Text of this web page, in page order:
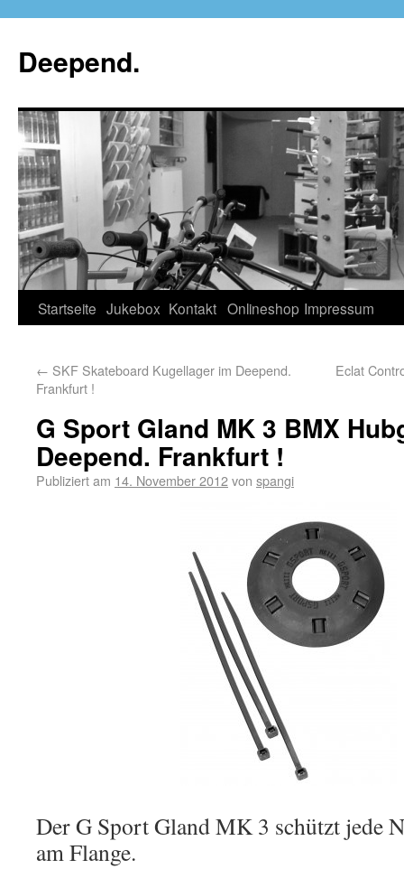
Deepend.
Startseite Jukebox Kontakt Onlineshop Impressum
← SKF Skateboard Kugellager im Deepend.
Frankfurt !
Eclat
G Sport Gland MK 3 BMX
Deepend. Frankfurt !
Publiziert am 14. November 2012von spangi
Der G Sport Gland MK 3 schützt jede
am Flange.